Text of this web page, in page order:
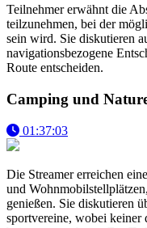
Teilnehmer erwähnt die
teilzunehmen, bei der
sein wird. Sie diskutieren
navigationsbezogene
Route entscheiden.
Camping und
01:37:03
Die Streamer erreichen
und
genießen. Sie diskutieren
sportvereine, wobei keiner